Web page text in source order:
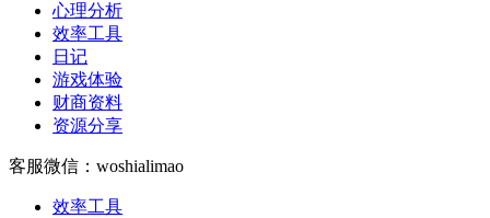
心理分析
效率工具
日记
游戏体验
财商资料
资源分享
客服微信：woshialimao
效率工具